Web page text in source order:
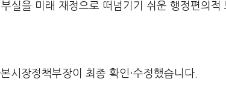
실을 미래 재정으로 떠넘기기 쉬운 행정편의적
시장정책부장이 최종 확인·수정했습니다.